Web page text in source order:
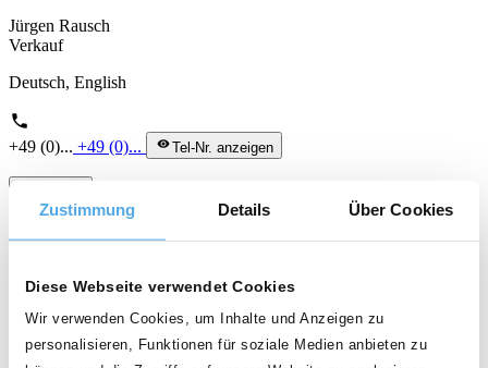
Zustimmung Details Über Cookies
Diese Webseite verwendet Cookies
Wir verwenden Cookies, um Inhalte und Anzeigen zu
personalisieren, Funktionen für soziale Medien anbieten zu
Jürgen Rausch
Verkauf
Deutsch, English
phone
+49 (0)... +49 (0)... visibilityTel-Nr. anzeigen
E-mail
Stube GmbH
Mehr als nur Gabelstapler
Leistung und Service mit Tradition Wir sind Spezialisten für den
Vertrieb, die Vermietung und den Service von Gabelstaplern, Hebe-
und Anbaugeräten, Sondermaschinen sowie Kehr- und